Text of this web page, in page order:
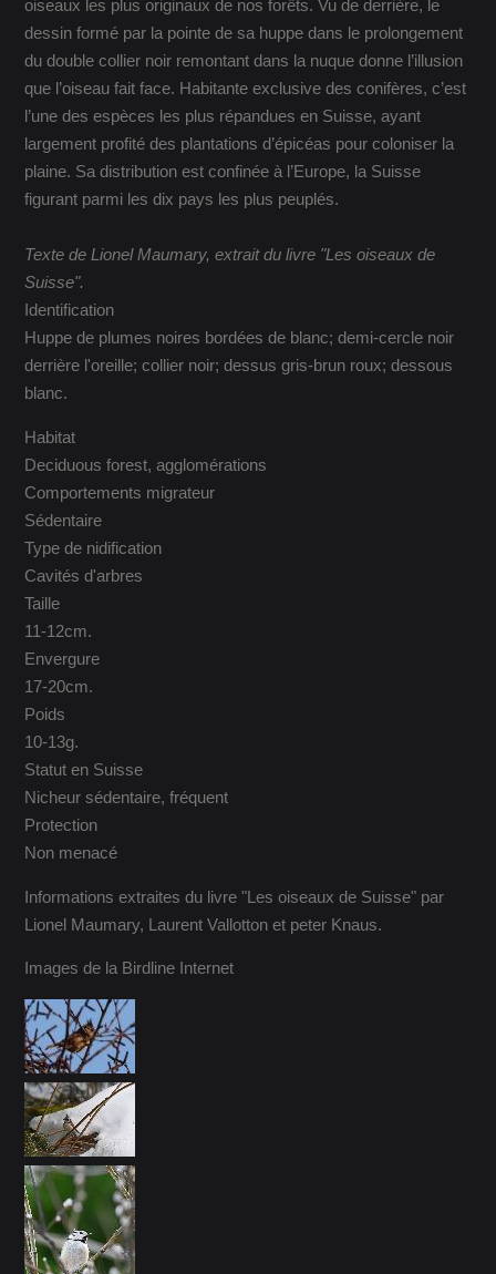
oiseaux les plus originaux de nos forêts. Vu de derrière, le
dessin formé par la pointe de sa huppe dans le prolongement
du double collier noir remontant dans la nuque donne l’illusion
que l’oiseau fait face. Habitante exclusive des conifères, c’est
l’une des espèces les plus répandues en Suisse, ayant
largement profité des plantations d’épicéas pour coloniser la
plaine. Sa distribution est confinée à l’Europe, la Suisse
figurant parmi les dix pays les plus peuplés.
Texte de Lionel Maumary, extrait du livre "Les oiseaux de
Suisse".
Identification
Huppe de plumes noires bordées de blanc; demi-cercle noir
derrière l'oreille; collier noir; dessus gris-brun roux; dessous
blanc.
Habitat
Deciduous forest, agglomérations
Comportements migrateur
Sédentaire
Type de nidification
Cavités d'arbres
Taille
11-12cm.
Envergure
17-20cm.
Poids
10-13g.
Statut en Suisse
Nicheur sédentaire, fréquent
Protection
Non menacé
Informations extraites du livre "Les oiseaux de Suisse" par
Lionel Maumary, Laurent Vallotton et peter Knaus.
Images de la Birdline Internet